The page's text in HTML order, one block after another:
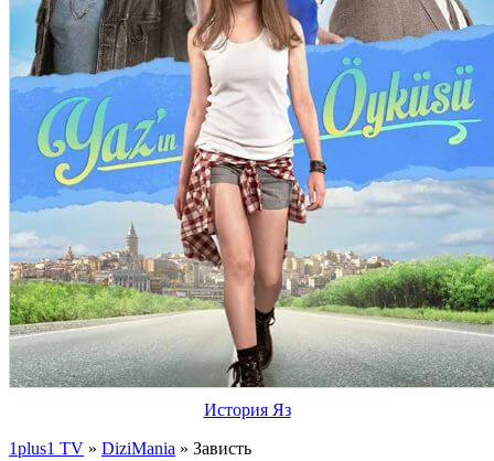
История Яз
1plus1 TV » DiziMania » Зависть